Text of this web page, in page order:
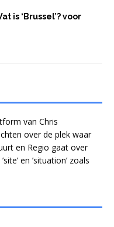
is ‘Brussel’? voor
van Chris
over de plek waar
en Regio gaat over
en ’situation’ zoals